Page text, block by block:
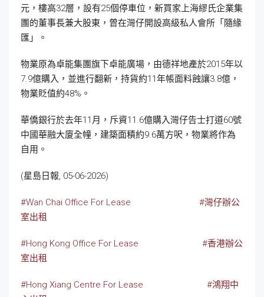
元，樓高32層，設有25個停車位，新買家上海繆氏企業集
團的董事長兼大股東，曾在灣仔開設高級私人會所「隨緣
匯」。
物業原為卓能集團旗下卓能廣場，由德祥地產於2015年以
7.9億購入，並進行翻新，持貨約11年帳面料蝕讓3.8億，
物業貶值約48%。
華僑銀行於去年11月，斥資11.6億購入灣仔告士打道60號
中國華融大廈全幢，建築面積約9.6萬方呎，物業將作為
自用。
(星島日報, 05-06-2026)
#Wan Chai Office For Lease
#灣仔辦公
室出租
#Hong Kong Office For Lease
#香港辦公
室出租
#Hong Xiang Centre For Lease
#鴻翔中